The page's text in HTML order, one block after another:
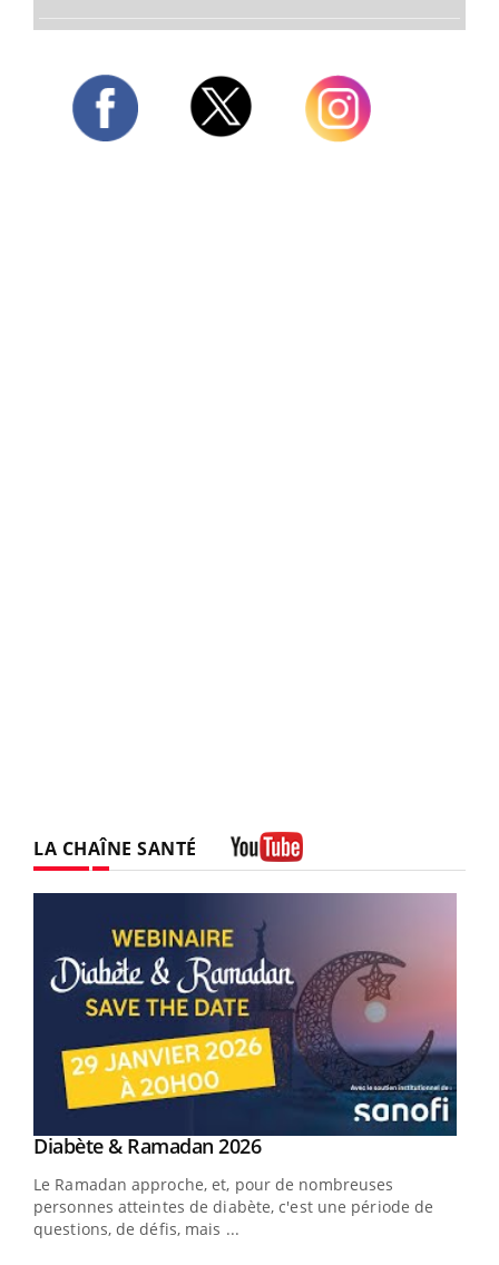
LA CHAÎNE SANTÉ
Youtube
Diabète & Ramadan 2026Youtube
Le Ramadan approche, et, pour de nombreuses
personnes atteintes de diabète, c'est une période de
questions, de défis, mais ...